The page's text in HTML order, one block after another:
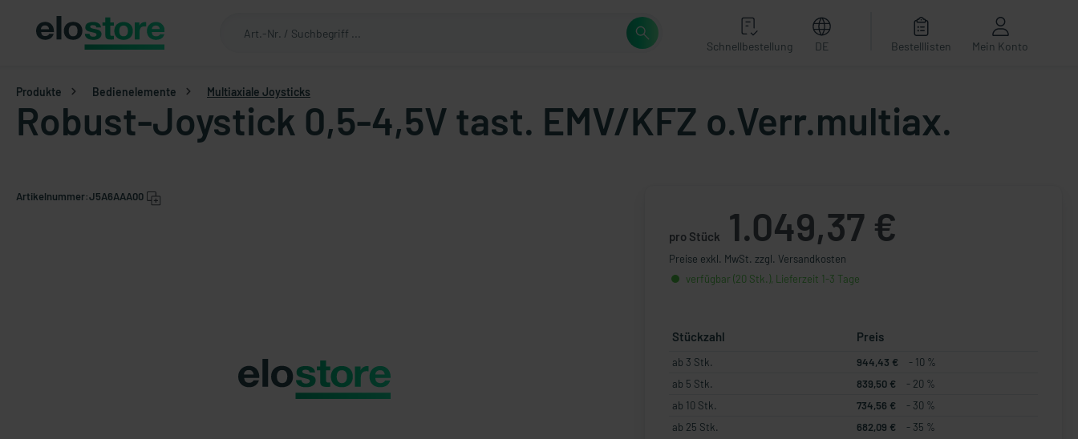
Schnellbestellung DE Bestelllisten Mein Konto
Produkte Bedienelemente Multiaxiale Joysticks
Robust-Joystick 0,5-4,5V tast. EMV/KFZ o.Verr.multiax.
Artikelnummer:J5A6AAA00
pro Stück 1.049,37 €
Preise exkl. MwSt. zzgl. Versandkosten
verfügbar (20 Stk.), Lieferzeit 1-3 Tage
Stückzahl Preis
ab 3 Stk. 944,43 €
- 10 %
ab 5 Stk.
839,50 €
- 20 %
ab 10 Stk.
734,56 €
- 30 %
ab 25 Stk.
682,09 € - 35 %